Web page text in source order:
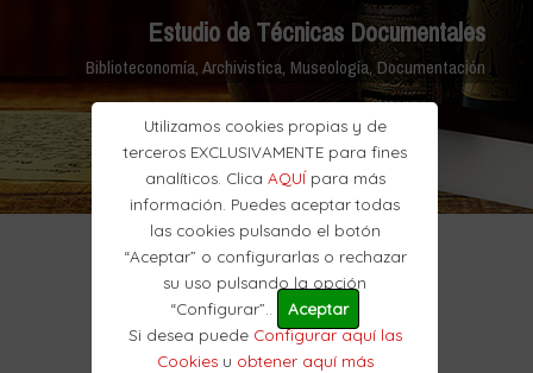
Utilizamos cookies propias y de
terceros EXCLUSIVAMENTE para fines
analíticos. Clica AQUÍpara más
información. Puedes aceptar todas
las cookies pulsando el botón
“Aceptar” o configurarlas o rechazar
su uso pulsando la opción
“Configurar”..
Aceptar
Si desea puede Configurar aquí las
Cookiesu obtener aquí más
Estudio de Técnicas Documentales
Biblioteconomía, Archivistica, Museología, Documentación